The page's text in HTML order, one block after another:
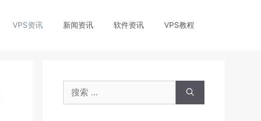
VPS资讯 新闻资讯 软件资讯 VPS教程
索：